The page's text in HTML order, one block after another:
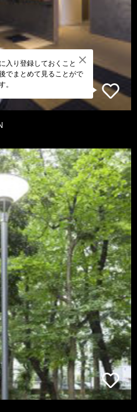
入り登録しておくこと
でまとめて見ることがで
。